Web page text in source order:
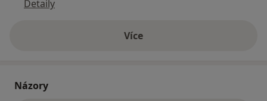
Detaily
Víceo adrese
Názory